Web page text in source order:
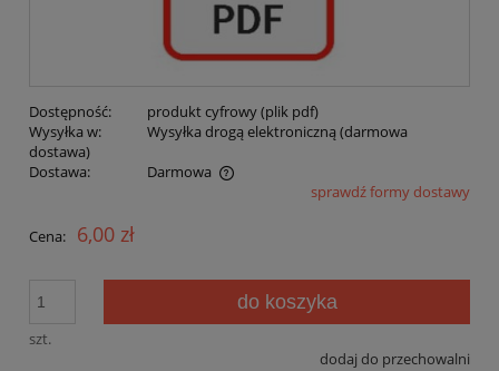
Dostępność:
produkt cyfrowy (plik pdf)
Wysyłka w:
Wysyłka drogą elektroniczną (darmowa
dostawa)
Dostawa:
Darmowa
Cena nie zawiera ewentualnych kosztów płatnościsprawdź formy dostawy
Cena: 6,00 zł
szt.
do koszyka
dodaj do przechowalni